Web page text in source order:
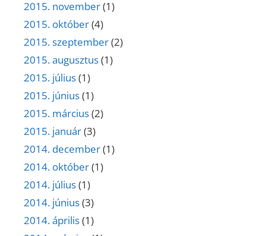
2015. november(1)
2015. október(4)
2015. szeptember(2)
2015. augusztus(1)
2015. július(1)
2015. június(1)
2015. március(2)
2015. január(3)
2014. december(1)
2014. október(1)
2014. július(1)
2014. június(3)
2014. április(1)